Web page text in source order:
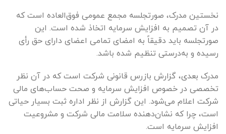
نخستین مدرک، صورتجلسه مجمع عمومی فوق‌العاده است که
در آن تصمیم به افزایش سرمایه اتخاذ شده است. این
صورتجلسه باید دقیقاً به امضای تمامی اعضای دارای حق رأی
رسیده و به‌درستی تنظیم شده باشد.
مدرک بعدی، گزارش بازرس قانونی شرکت است که در آن نظر
تخصصی در خصوص افزایش سرمایه و صحت حساب‌های مالی
شرکت اعلام می‌شود. این گزارش از نظر اداره ثبت بسیار حیاتی
است، چرا که نشان‌دهنده سلامت مالی شرکت و مشروعیت
افزایش سرمایه است.